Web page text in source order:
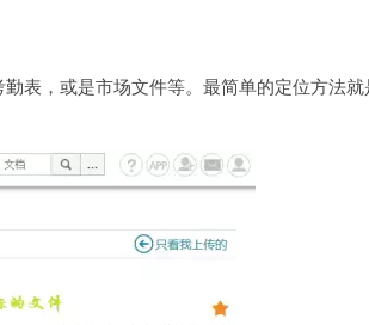
表，或是市场文件等。最简单的定位方法就